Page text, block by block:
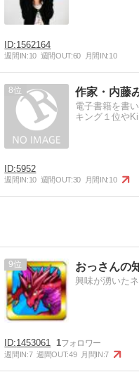
1562164
週間IN:10 週間OUT:60 月間IN:10
8 作家・内藤
電子書籍を書
キング１位や
5952
週間IN:10 週間OUT:30 月間IN:10
9 おっさんの
興味が湧いた
1453061 1
週間IN:7 週間OUT:49 月間IN:7